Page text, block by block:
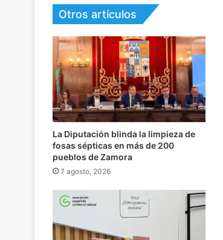
Otros artículos
La Diputación blinda la limpieza de
fosas sépticas en más de 200
pueblos de Zamora
7 agosto, 2026